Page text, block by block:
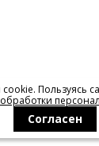
Пользуясь
Согласен